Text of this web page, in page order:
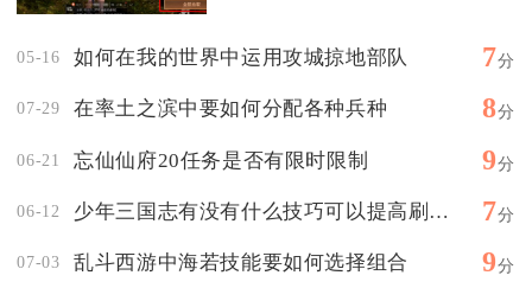
05-16 如何在我的世界中运用攻城掠地部队 7分
07-29 在率土之滨中要如何分配各种兵种 8分
06-21 忘仙仙府20任务是否有限时限制 9分
06-12 少年三国志有没有什么技巧可以提高刷取姜子牙的效率 7分
07-03 乱斗西游中海若技能要如何选择组合 9分